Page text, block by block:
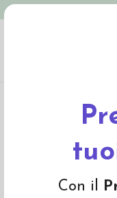
Con il
lana seta -col. grigio chiaro